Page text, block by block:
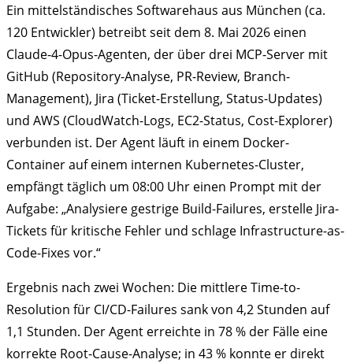
Ein mittelständisches Softwarehaus aus München (ca.
120 Entwickler) betreibt seit dem 8. Mai 2026 einen
Claude-4-Opus-Agenten, der über drei MCP-Server mit
GitHub (Repository-Analyse, PR-Review, Branch-
Management), Jira (Ticket-Erstellung, Status-Updates)
und AWS (CloudWatch-Logs, EC2-Status, Cost-Explorer)
verbunden ist. Der Agent läuft in einem Docker-
Container auf einem internen Kubernetes-Cluster,
empfängt täglich um 08:00 Uhr einen Prompt mit der
Aufgabe: „Analysiere gestrige Build-Failures, erstelle Jira-
Tickets für kritische Fehler und schlage Infrastructure-as-
Code-Fixes vor.“
Ergebnis nach zwei Wochen: Die mittlere Time-to-
Resolution für CI/CD-Failures sank von 4,2 Stunden auf
1,1 Stunden. Der Agent erreichte in 78 % der Fälle eine
korrekte Root-Cause-Analyse; in 43 % konnte er direkt